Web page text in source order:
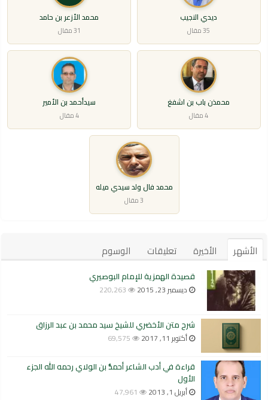
ديدي النجيب
35 مقال
محمد الأزعر بن حامد
31 مقال
محمذن باب بن اشفغ
4 مقال
سيدأحمد بن الأمير
4 مقال
محمد فال ولد سيدي ميله
3 مقال
الأشهر الأخيرة تعليقات الوسوم
قصيدة الهمزية للإمام البوصيري
ديسمبر 23, 2015 220,263
شرح متن الأخضري للشيخ سيد محمد بن عبد الرزاق
أكتوبر 11, 2017 69,575
قراءة في أدب الشاعر أحمدُّ بن الولاي رحمه الله الجزء
الأول
أبريل 1, 2013 47,961